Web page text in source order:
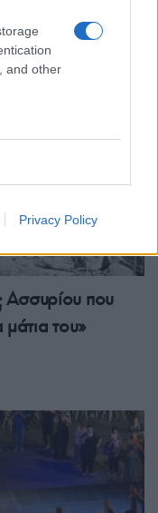
and other
Privacy Policy
Ασσυρίου που
μάτια του»